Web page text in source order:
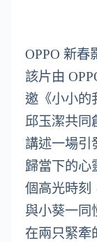
OPPO 新春
該片由
邀《小小的
邱玉潔共同
講述一場引
歸當下的心
個高光時刻
與小葵一同
在兩只緊牽